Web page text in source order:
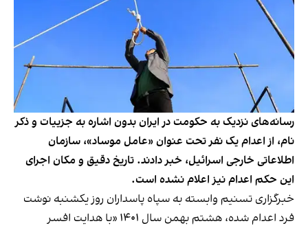
رسانه‌های نزدیک به حکومت در ایران بدون اشاره به جزییات و ذکر
نام، از اعدام یک نفر تحت عنوان «عامل موساد»، سازمان
اطلاعاتی خارجی اسرائیل، خبر دادند. تاریخ دقیق و مکان اجرای
این حکم اعدام نیز اعلام نشده است.
خبرگزاری تسنیم وابسته به سپاه پاسداران روز یکشنبه نوشت
فرد اعدام شده، هشتم بهمن سال ۱۴۰۱ «با هدایت افسر